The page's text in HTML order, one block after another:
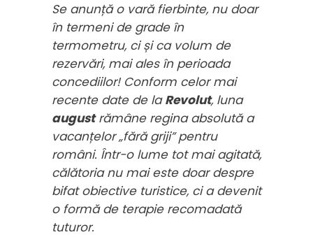
Se anunță o vară fierbinte, nu doar
în termeni de grade în
termometru, ci și ca volum de
rezervări, mai ales în perioada
concediilor! Conform celor mai
recente date de laRevolut, luna
augustrămâne regina absolută a
vacanțelor „fără griji” pentru
români. Într-o lume tot mai agitată,
călătoria nu mai este doar despre
bifat obiective turistice, ci a devenit
o formă de terapie recomadată
tuturor.